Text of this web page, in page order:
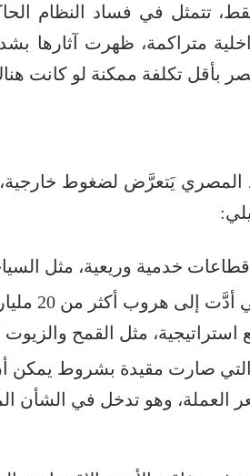
تتمثل في فساد النظام
متراكمة، ظهرت آثارها
بأقل تكلفة ممكنة لو كانت
يَتعرَّض لضغوط خارجية،
خدمية وريعية، مثل
الحرب
مثل القمح والزيوت
صارت مقيدة بشروط يمكن
العملة، وهو تدخل في الشأن